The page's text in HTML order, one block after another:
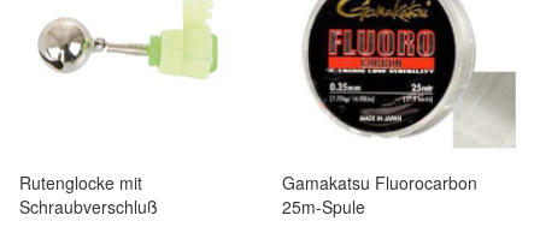
Rutenglocke mit
Schraubverschluß
Gamakatsu Fluorocarbon
25m-Spule